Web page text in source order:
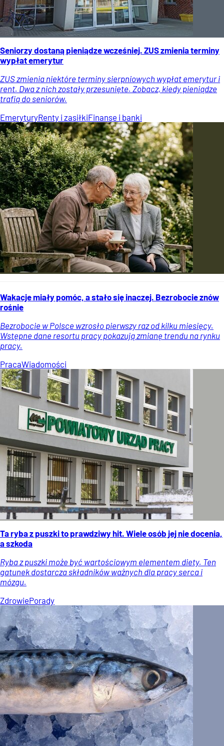
Seniorzy dostaną pieniądze wcześniej. ZUS zmienia terminy
wypłat emerytur
ZUS zmienia niektóre terminy sierpniowych wypłat emerytur i
rent. Dwa z nich zostały przesunięte. Zobacz, kiedy pieniądze
trafią do seniorów.
EmeryturyRenty i zasiłkiFinanse i banki
Wakacje miały pomóc, a stało się inaczej. Bezrobocie znów
rośnie
Bezrobocie w Polsce wzrosło pierwszy raz od kilku miesięcy.
Wstępne dane resortu pracy pokazują zmianę trendu na rynku
pracy.
PracaWiadomości
Ta ryba z puszki to prawdziwy hit. Wiele osób jej nie docenia,
a szkoda
Ryba z puszki może być wartościowym elementem diety. Ten
gatunek dostarcza składników ważnych dla pracy serca i
mózgu.
ZdrowiePorady